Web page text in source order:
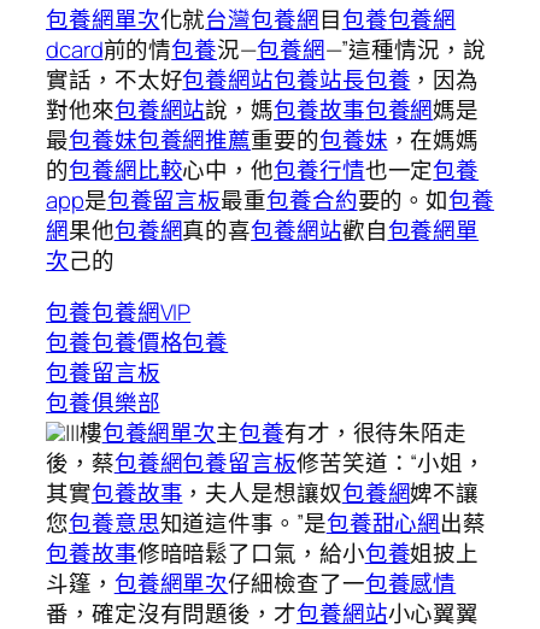
包養網單次化就台灣包養網目包養包養網
dcard前的情包養況—包養網—”這種情況，說
實話，不太好包養網站包養站長包養 ，因為
對他來包養網站說，媽包養故事包養網媽是
最包養妹包養網推薦重要的包養妹 ，在媽媽
的包養網比較心中，他包養行情也一定包養
app是包養留言板最重包養合約要的。如包養
網果他包養網真的喜包養網站歡自包養網單
次己的
包養包養網VIP
包養包養價格包養
包養留言板
包養俱樂部
|||樓包養網單次主包養有才，很待朱陌走
後，蔡包養網包養留言板修苦笑道：“小姐，
其實包養故事 ，夫人是想讓奴包養網婢不讓
您包養意思知道這件事。”是包養甜心網出蔡
包養故事修暗暗鬆了口氣，給小包養姐披上
斗篷， 包養網單次仔細檢查了一包養感情
番，確定沒有問題後，才包養網站小心翼翼